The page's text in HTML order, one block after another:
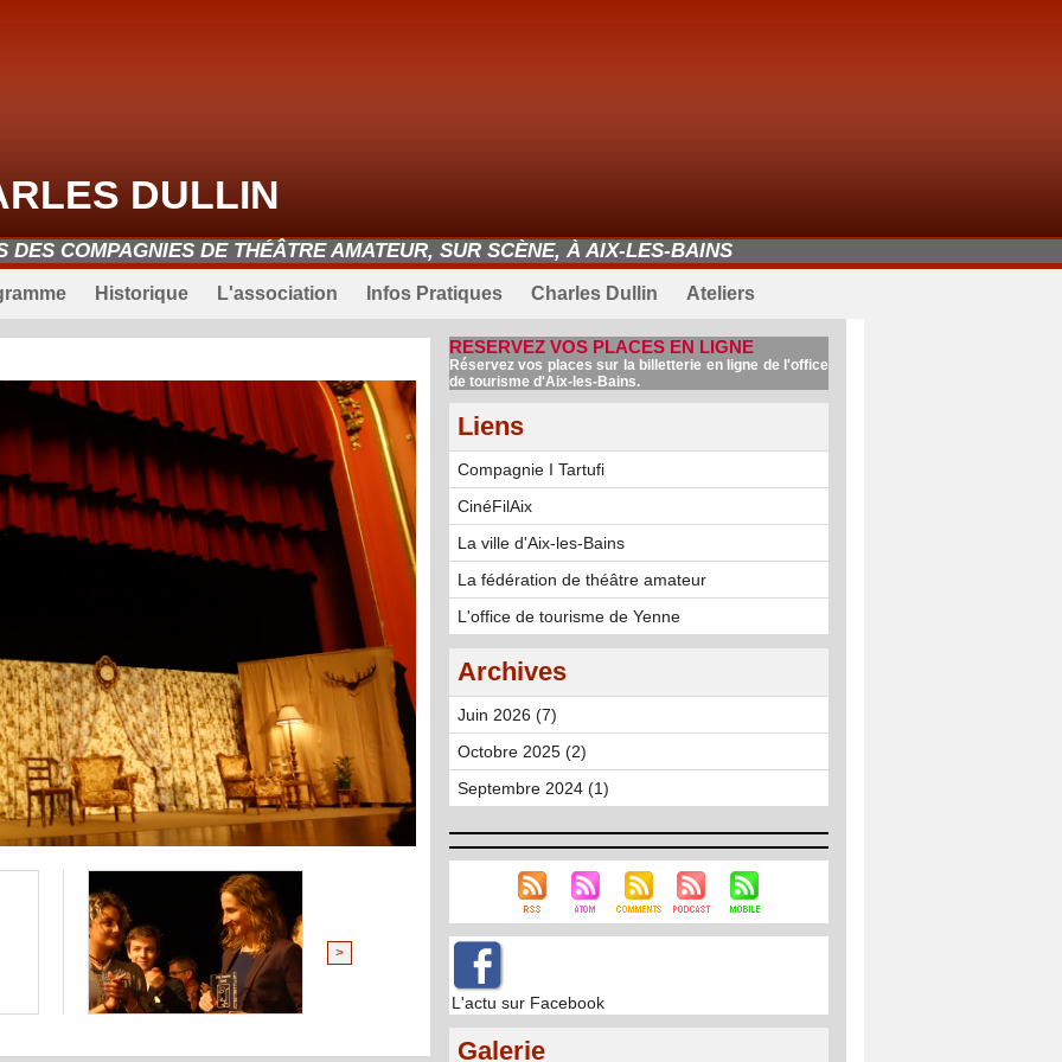
DULLIN
DES COMPAGNIES DE THÉÂTRE AMATEUR, SUR SCÈNE, À AIX-LES-BAINS
Historique L'association Infos Pratiques Charles Dullin Ateliers
>
RESERVEZ VOS PLACES EN LIGNE
Réservez vos places sur la billetterie en ligne de l'office
de tourisme d'Aix-les-Bains.
Liens
Compagnie I Tartufi
CinéFilAix
La ville d'Aix-les-Bains
La fédération de théâtre amateur
L'office de tourisme de Yenne
Archives
Juin 2026 (7)
Octobre 2025 (2)
Septembre 2024 (1)
L'actu sur Facebook
Galerie